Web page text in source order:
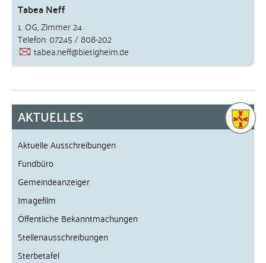
Tabea Neff
1. OG, Zimmer 24
Telefon: 07245 / 808-202
tabea.neff@bietigheim.de
AKTUELLES
Aktuelle Ausschreibungen
Fundbüro
Gemeindeanzeiger
Imagefilm
Öffentliche Bekanntmachungen
Stellenausschreibungen
Sterbetafel